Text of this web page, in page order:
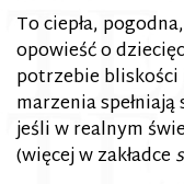
To ciepła,
opowieść o
potrzebie
marzenia
jeśli w realnym
(więcej w zakładce